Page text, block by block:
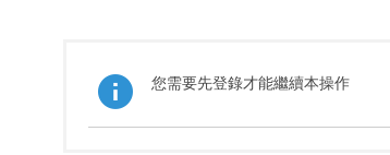
您需要先登錄才能繼續本操作